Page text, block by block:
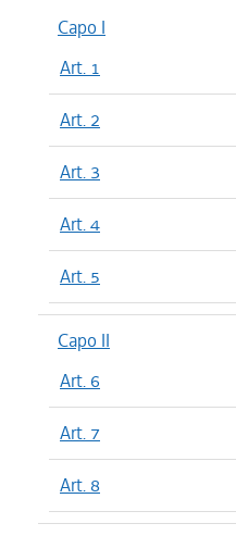
Capo I
Art. 1
Art. 2
Art. 3
Art. 4
Art. 5
Capo II
Art. 6
Art. 7
Art. 8